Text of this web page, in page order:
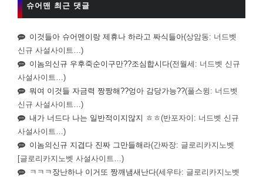
슈어맨 최근 댓글
이것들아 슈어멘이랑 제휴나 하라고 짜식들아(상암동: 너드벳
신규 사설사이트…)
이놈의신규 우후죽순이구만??조심합시다(전월세: 너드벳 신규
사설사이트…)
뭐여 이것들 자금력 짱짱해??엉아 감당가능??(풀스윙: 너드벳
신규 사설사이트…)
내가 너드다 나는 일반적이지않지 ㅎㅎ(반포자이: 너드벳 신규
사설사이트…)
이놈의신규 지겹다 진짜 그만들해라(간짜장: 글로리카지노벳
[글로리카지노벳 사설사이트…)
ㅋㅋㅋ장난하나 이거또 짱깨냄새난다(세우타: 글로리카지노벳